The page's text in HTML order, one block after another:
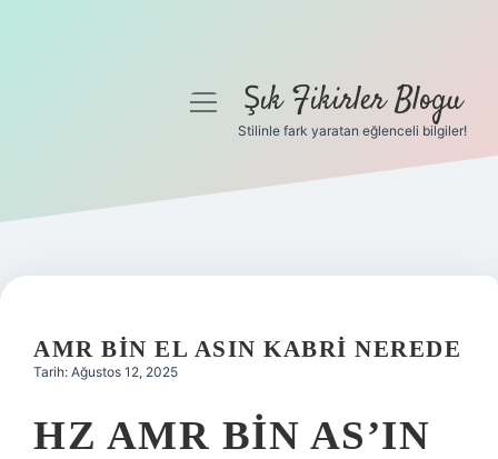
Gizlilik Politikası
Yasal Uyarı
menüyüŞık Fikirler Blogu
Stilinle fark yaratan eğlenceli bilgiler!
AMR BIN EL ASIN KABRI NEREDE
Tarih: Ağustos 12, 2025
HZ AMR BIN AS’IN